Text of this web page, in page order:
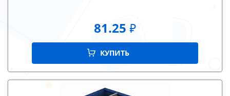
81.25 ₽
КУПИТЬ